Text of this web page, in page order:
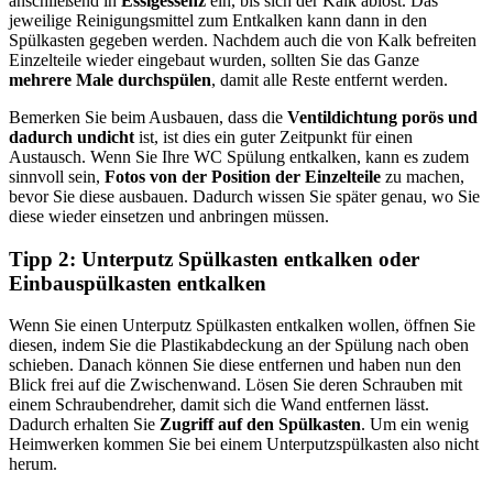
jeweilige Reinigungsmittel zum Entkalken kann dann in den
Spülkasten gegeben werden. Nachdem auch die von Kalk befreiten
Einzelteile wieder eingebaut wurden, sollten Sie das Ganze
mehrere Male durchspülen, damit alle Reste entfernt werden.
Bemerken Sie beim Ausbauen, dass die Ventildichtung porös und
dadurch undicht ist, ist dies ein guter Zeitpunkt für einen
Austausch. Wenn Sie Ihre WC Spülung entkalken, kann es zudem
sinnvoll sein, Fotos von der Position der Einzelteile zu machen,
bevor Sie diese ausbauen. Dadurch wissen Sie später genau, wo Sie
diese wieder einsetzen und anbringen müssen.
Tipp 2: Unterputz Spülkasten entkalken oder
Einbauspülkasten entkalken
Wenn Sie einen Unterputz Spülkasten entkalken wollen, öffnen Sie
diesen, indem Sie die Plastikabdeckung an der Spülung nach oben
schieben. Danach können Sie diese entfernen und haben nun den
Blick frei auf die Zwischenwand. Lösen Sie deren Schrauben mit
einem Schraubendreher, damit sich die Wand entfernen lässt.
Dadurch erhalten Sie Zugriff auf den Spülkasten. Um ein wenig
Heimwerken kommen Sie bei einem Unterputzspülkasten also nicht
herum.